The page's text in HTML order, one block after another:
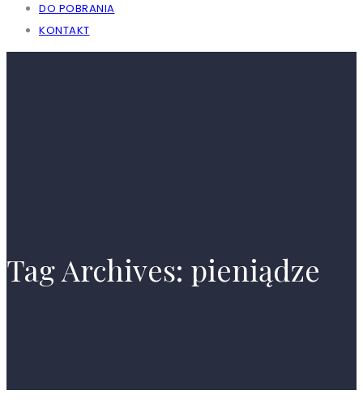
DO POBRANIA
KONTAKT
Tag Archives: pieniądze